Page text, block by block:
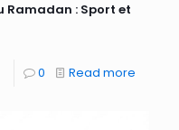
Ramadan : Sport et
0 Read more